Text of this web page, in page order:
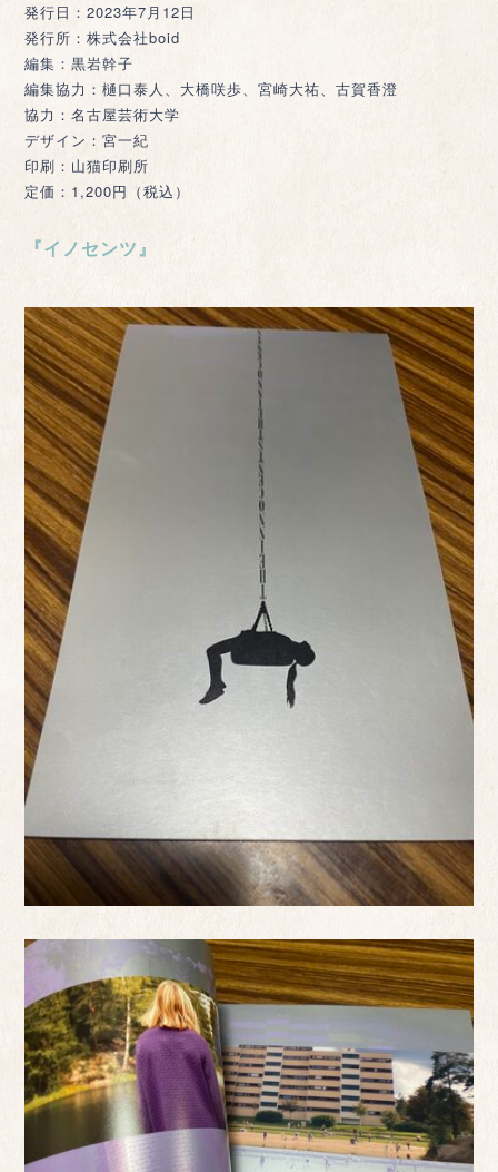
発行日：2023年7月12日
発行所：株式会社boid
編集：黒岩幹子
編集協力：樋口泰人、大橋咲歩、宮崎大祐、古賀香澄
協力：名古屋芸術大学
デザイン：宮一紀
印刷：山猫印刷所
定価：1,200円（税込）
『イノセンツ』